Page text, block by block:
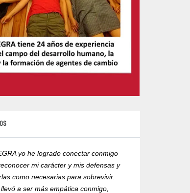
yo he logrado conectar conmigo
mi carácter y mis defensas y
como necesarias para sobrevivir.
a ser más empática conmigo,